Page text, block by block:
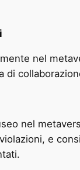
nel
di
nel
e